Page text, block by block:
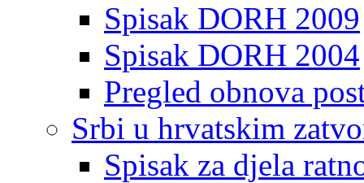
Spisak DORH 2009
Spisak DORH 2004
Pregled obnova
Srbi u hrvatskim
Spisak za djela